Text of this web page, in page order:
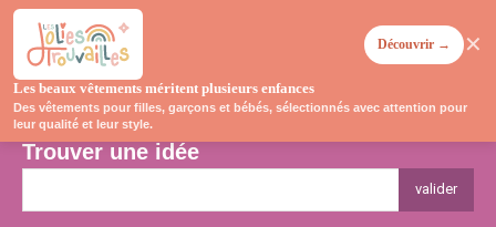
Trouver une idée
valider
Les beaux vêtements méritent plusieurs enfances
Des vêtements pour filles, garçons et bébés, sélectionnés avec attention pour
leur qualité et leur style.
Découvrir → ✕